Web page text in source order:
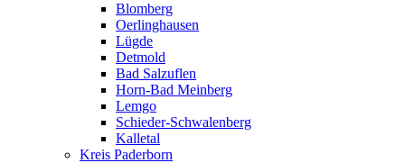
Blomberg
Oerlinghausen
Lügde
Detmold
Bad Salzuflen
Horn-Bad Meinberg
Lemgo
Schieder-Schwalenberg
Kalletal
Kreis Paderborn